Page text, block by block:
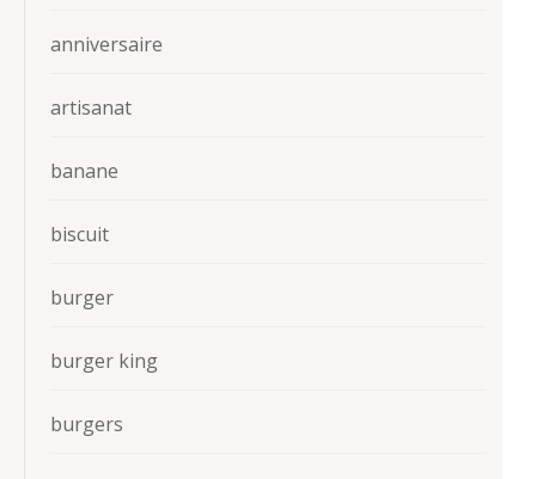
anniversaire
artisanat
banane
biscuit
burger
burger king
burgers